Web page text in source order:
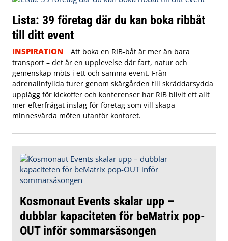
Lista: 39 företag där du kan boka ribbåt
till ditt event
INSPIRATION
Att boka en RIB-båt är mer än bara
transport – det är en upplevelse där fart, natur och
gemenskap möts i ett och samma event. Från
adrenalinfyllda turer genom skärgården till skräddarsydda
upplägg för kickoffer och konferenser har RIB blivit ett allt
mer efterfrågat inslag för företag som vill skapa
minnesvärda möten utanför kontoret.
Kosmonaut Events skalar upp –
dubblar kapaciteten för beMatrix pop-
OUT inför sommarsäsongen